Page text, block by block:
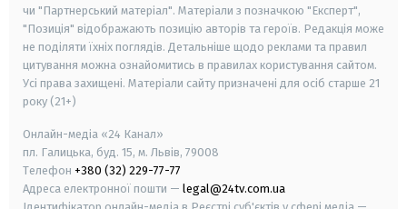
чи "Партнерський матеріал". Матеріали з позначкою "Експерт",
"Позиція" відображають позицію авторів та героїв. Редакція може
не поділяти їхніх поглядів. Детальніше щодо реклами та правил
цитування можна ознайомитись в правилах користування сайтом.
Усі права захищені. Матеріали сайту призначені для осіб старше 21
року (21+)
Онлайн-медіа «24 Канал»
пл. Галицька, буд. 15, м. Львів, 79008
Телефон +380 (32) 229-77-77
Адреса електронної пошти — legal@24tv.com.ua